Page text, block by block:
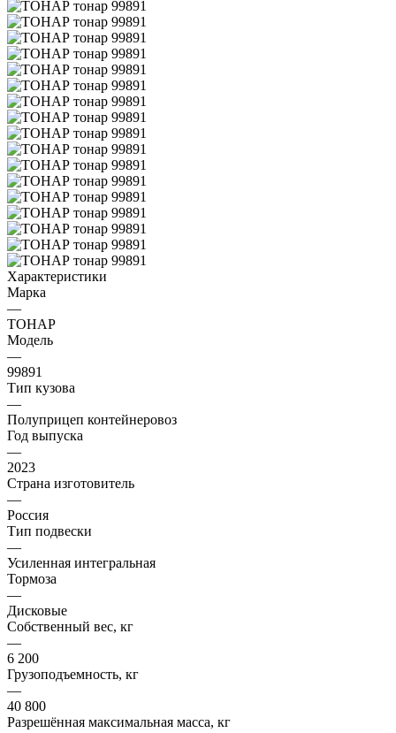
Характеристики
Марка
—
ТОНАР
Модель
—
99891
Тип кузова
—
Полуприцеп контейнеровоз
Год выпуска
—
2023
Страна изготовитель
—
Россия
Тип подвески
—
Усиленная интегральная
Тормоза
—
Дисковые
Собственный вес, кг
—
6 200
Грузоподъемность, кг
—
40 800
Разрешённая максимальная масса, кг